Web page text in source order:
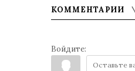
КОММЕНТАРИИ
Войдите: